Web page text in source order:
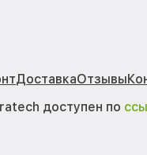
ДоставкаОтзывы
доступен по